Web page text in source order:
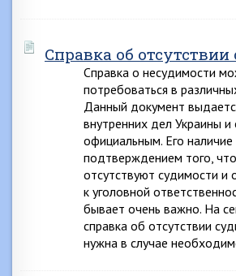
Справка об
Справка о несудимости
потребоваться в
Данный документ
внутренних дел Украины и
официальным. Его наличие
подтверждением того,
отсутствуют судимости и
к уголовной
бывает очень важно. На
справка об отсутствии
нужна в случае